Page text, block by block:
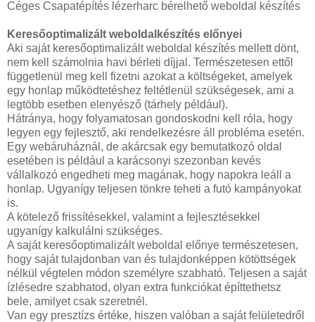
Céges Csapatépítés lézerharc bérelhető weboldal készítés
Keresőoptimalizált weboldalkészítés előnyei
Aki saját keresőoptimalizált weboldal készítés mellett dönt,
nem kell számolnia havi bérleti díjjal. Természetesen ettől
függetlenül meg kell fizetni azokat a költségeket, amelyek
egy honlap működtetéshez feltétlenül szükségesek, ami a
legtöbb esetben elenyésző (tárhely például).
Hátránya, hogy folyamatosan gondoskodni kell róla, hogy
legyen egy fejlesztő, aki rendelkezésre áll probléma esetén.
Egy webáruháznál, de akárcsak egy bemutatkozó oldal
esetében is például a karácsonyi szezonban kevés
vállalkozó engedheti meg magának, hogy napokra leáll a
honlap. Ugyanígy teljesen tönkre teheti a futó kampányokat
is.
A kötelező frissítésekkel, valamint a fejlesztésekkel
ugyanígy kalkulálni szükséges.
A saját keresőoptimalizált weboldal előnye természetesen,
hogy saját tulajdonban van és tulajdonképpen kötöttségek
nélkül végtelen módon személyre szabható. Teljesen a saját
ízlésedre szabhatod, olyan extra funkciókat építtethetsz
bele, amilyet csak szeretnél.
Van egy presztízs értéke, hiszen valóban a saját felületedről